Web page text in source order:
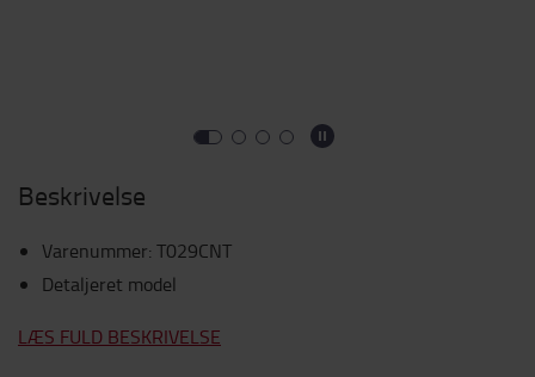
Beskrivelse
Varenummer: T029CNT
Detaljeret model
LÆS FULD BESKRIVELSE